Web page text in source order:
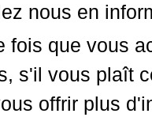
nous en
fois que vous
s'il vous plaît
offrir plus